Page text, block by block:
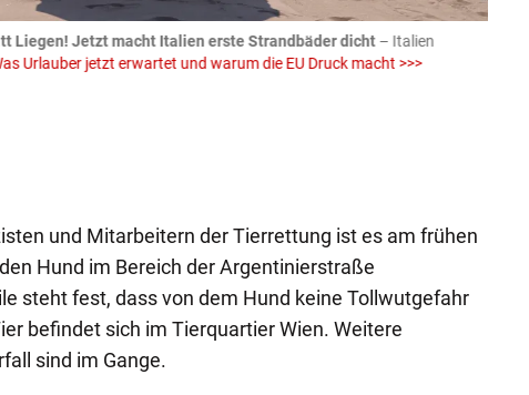
Liegen! Jetzt macht Italien erste Strandbäder dicht– Italien
Urlauber jetzt erwartet und warum die EU Druck macht >>>
und Mitarbeitern der Tierrettung ist es am frühen
Hund im Bereich der Argentinierstraße
steht fest, dass von dem Hund keine Tollwutgefahr
befindet sich im Tierquartier Wien. Weitere
sind im Gange.